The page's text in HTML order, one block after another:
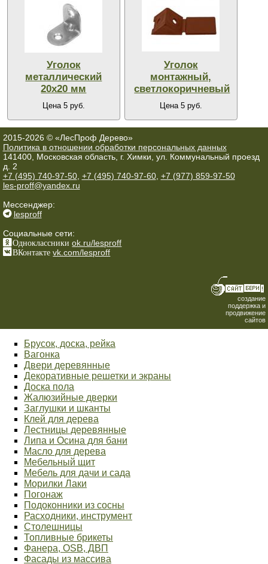
Уголок
металлический
20х20 мм
Цена 5 руб.
Уголок
монтажный,
светлокоричневый
Цена 5 руб.
2015-2026 © «ЛесПроф Дерево»
Политика в отношении обработки персональных данных
141400, Московская область, г. Химки, ул. Коммунальный проезд
д. 2
+7 (495) 740-97-50, +7 (495) 740-97-60, +7 (977) 859-97-50
les-proff@yandex.ru
Мессенджер:
lesproff
Социальные сети:
Одноклассники ok.ru/lesproff
ВКонтакте vk.com/lesproff
создание
поддержка и
продвижение
сайтов
Брусок, доска, рейка
Вагонка
Двери деревянные
Декоративные решетки и экраны
Доска пола
Жалюзийные дверки
Заглушки и шканты
Клей для дерева
Лестницы деревянные
Липа и Осина для бани
Масло для дерева
Мебельный щит
Мебель для дачи и сада
Морилки Лаки
Погонаж
Подоконники из сосны
Расходники, инструмент
Столешницы
Топливные брикеты
Фанера, OSB, ДВП
Фасады из массива